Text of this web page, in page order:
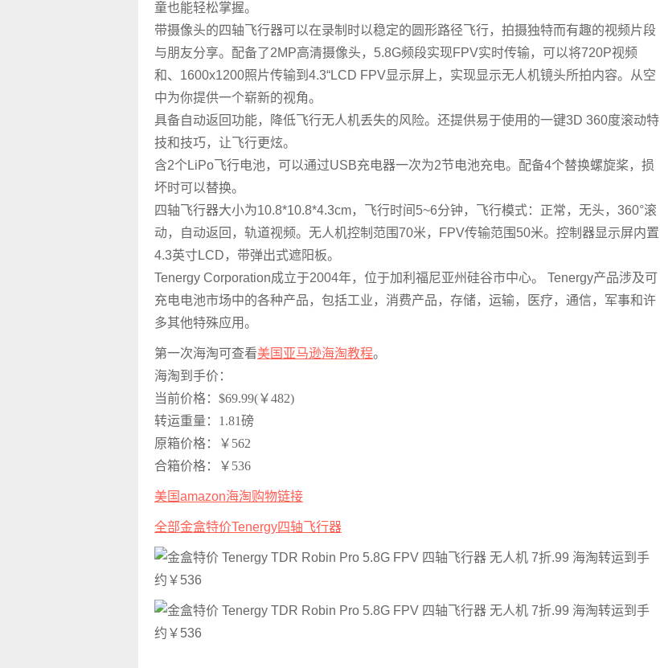
童也能轻松掌握。
带摄像头的四轴飞行器可以在录制时以稳定的圆形路径飞行，拍摄独特而有趣的视频片段
与朋友分享。配备了2MP高清摄像头，5.8G频段实现FPV实时传输，可以将720P视频
和、1600x1200照片传输到4.3“LCD FPV显示屏上，实现显示无人机镜头所拍内容。从空
中为你提供一个崭新的视角。
具备自动返回功能，降低飞行无人机丢失的风险。还提供易于使用的一键3D 360度滚动特
技和技巧，让飞行更炫。
含2个LiPo飞行电池，可以通过USB充电器一次为2节电池充电。配备4个替换螺旋桨，损
坏时可以替换。
四轴飞行器大小为10.8*10.8*4.3cm，飞行时间5~6分钟，飞行模式：正常，无头，360°滚
动，自动返回，轨道视频。无人机控制范围70米，FPV传输范围50米。控制器显示屏内置
4.3英寸LCD，带弹出式遮阳板。
Tenergy Corporation成立于2004年，位于加利福尼亚州硅谷市中心。 Tenergy产品涉及可
充电电池市场中的各种产品，包括工业，消费产品，存储，运输，医疗，通信，军事和许
多其他特殊应用。
第一次海淘可查看美国亚马逊海淘教程。
海淘到手价：
当前价格：$69.99(￥482)
转运重量：1.81磅
原箱价格：￥562
合箱价格：￥536
美国amazon海淘购物链接
全部金盒特价Tenergy四轴飞行器